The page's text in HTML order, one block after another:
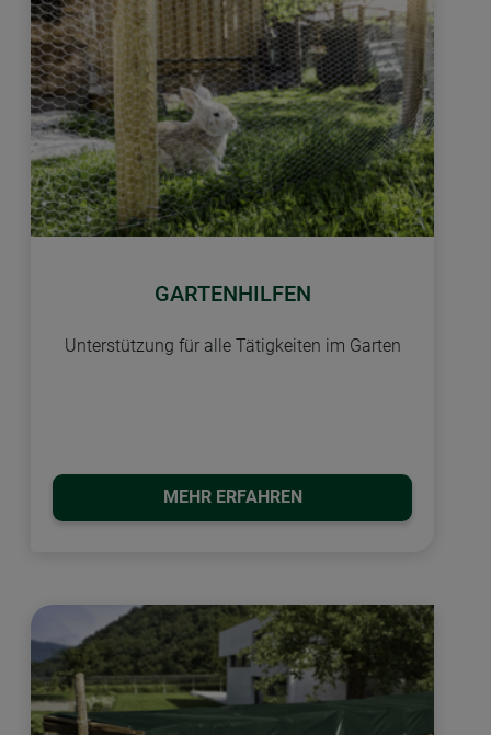
GARTENHILFEN
Unterstützung für alle Tätigkeiten im Garten
MEHR ERFAHREN